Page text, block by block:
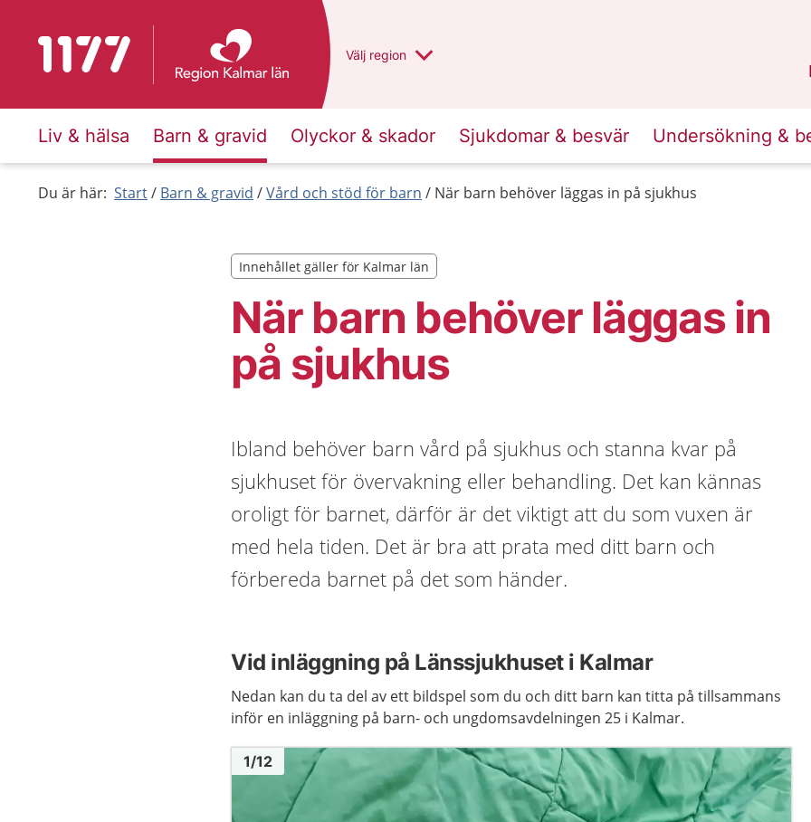
Till startsidan för 1177 Du har valt region
Välj en annan
region
Liv & hälsa Barn & gravid Olyckor & skador Sjukdomar & besvär Undersökning &
Du är här: Start Barn & gravid Vård och stöd för barn När barn behöver läggas in på sjukhus
När barn behöver läggas in
på sjukhus
Innehållet gäller för Kalmar län
Innehållet gäller för Kalmar län
Ibland behöver barn vård på sjukhus och stanna kvar på
sjukhuset för övervakning eller behandling. Det kan kännas
oroligt för barnet, därför är det viktigt att du som vuxen är
med hela tiden. Det är bra att prata med ditt barn och
förbereda barnet på det som händer.
Vid inläggning på Länssjukhuset i Kalmar
Nedan kan du ta del av ett bildspel som du och ditt barn kan titta på tillsammans
inför en inläggning på barn- och ungdomsavdelningen 25 i Kalmar.
Bild1
1/12